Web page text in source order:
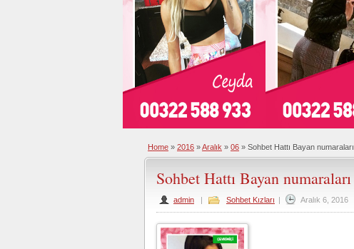
Home » 2016 »Aralık » 06 » Sohbet Hattı Bayan numaraları
Sohbet Hattı Bayan numaraları
admin | Sohbet Kızları | Aralık 6, 2016